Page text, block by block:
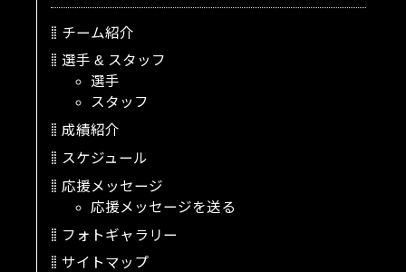
チーム紹介
選手 & スタッフ
選手
スタッフ
成績紹介
スケジュール
応援メッセージ
応援メッセージを送る
フォトギャラリー
サイトマップ